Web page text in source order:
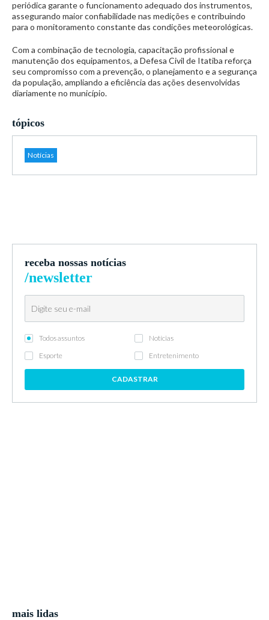
periódica garante o funcionamento adequado dos instrumentos,
assegurando maior confiabilidade nas medições e contribuindo
para o monitoramento constante das condições meteorológicas.
Com a combinação de tecnologia, capacitação profissional e
manutenção dos equipamentos, a Defesa Civil de Itatiba reforça
seu compromisso com a prevenção, o planejamento e a segurança
da população, ampliando a eficiência das ações desenvolvidas
diariamente no município.
tópicos
Notícias
receba nossas notícias
/newsletter
Todos assuntos
Notícias
Esporte
Entretenimento
CADASTRAR
mais lidas